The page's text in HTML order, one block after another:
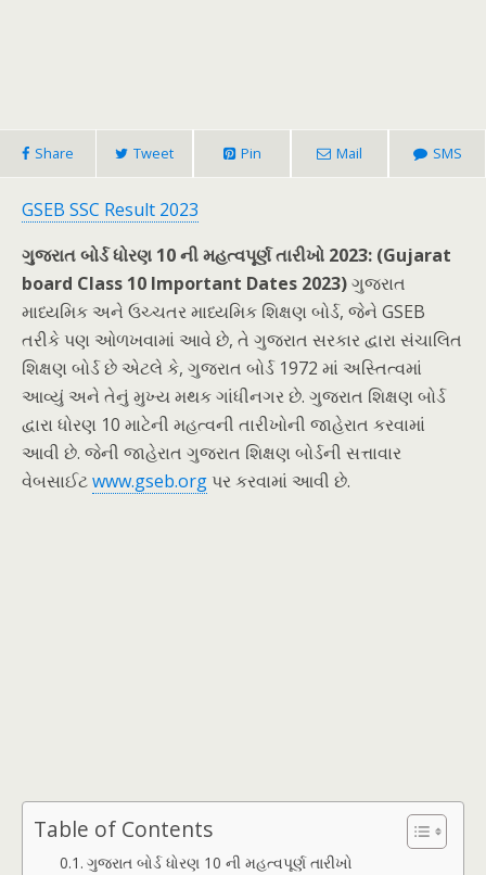
Share Tweet Pin Mail SMS
GSEB SSC Result 2023
ગુજરાત બોર્ડ ધોરણ 10 ની મહત્વપૂર્ણ તારીખો 2023: (Gujarat
board Class 10 Important Dates 2023)ગુજરાત
માધ્યમિક અને ઉચ્ચતર માધ્યમિક શિક્ષણ બોર્ડ, જેને GSEB
તરીકે પણ ઓળખવામાં આવે છે, તે ગુજરાત સરકાર દ્વારા સંચાલિત
શિક્ષણ બોર્ડ છે એટલે કે, ગુજરાત બોર્ડ 1972 માં અસ્તિત્વમાં
આવ્યું અને તેનું મુખ્ય મથક ગાંધીનગર છે. ગુજરાત શિક્ષણ બોર્ડ
દ્વારા ધોરણ 10 માટેની મહત્વની તારીખોની જાહેરાત કરવામાં
આવી છે. જેની જાહેરાત ગુજરાત શિક્ષણ બોર્ડની સત્તાવાર
વેબસાઈટwww.gseb.org પર કરવામાં આવી છે.
Table of Contents
ગુજરાત બોર્ડ ધોરણ 10 ની મહત્વપૂર્ણ તારીખો